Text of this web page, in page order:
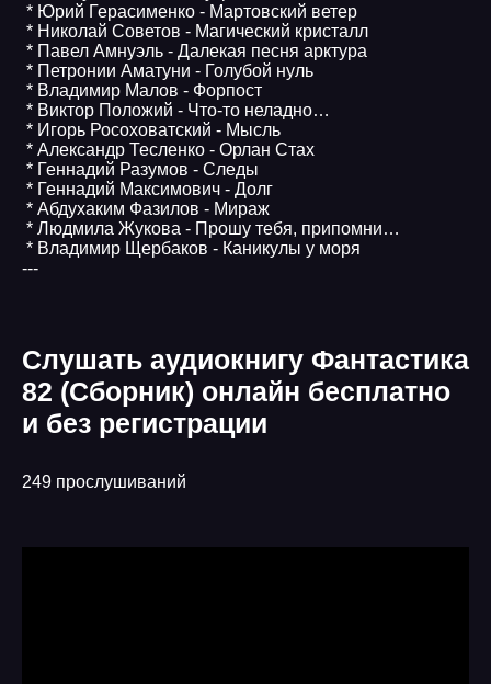
* Юрий Герасименко - Мартовский ветер
* Николай Советов - Магический кристалл
* Павел Амнуэль - Далекая песня арктура
* Петронии Аматуни - Голубой нуль
* Владимир Малов - Форпост
* Виктор Положий - Что-то неладно…
* Игорь Росоховатский - Мысль
* Александр Тесленко - Орлан Стах
* Геннадий Разумов - Следы
* Геннадий Максимович - Долг
* Абдухаким Фазилов - Мираж
* Людмила Жукова - Прошу тебя, припомни…
* Владимир Щербаков - Каникулы у моря
---
Слушать аудиокнигу Фантастика
82 (Сборник) онлайн бесплатно
и без регистрации
249 прослушиваний